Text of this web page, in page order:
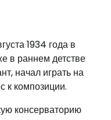
1934 года в
в раннем детстве
начал играть на
к композиции.
консерваторию